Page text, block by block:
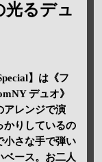
光るデュ
】は《フ
デュオ》
アレンジで演
かりしているの
小さな手で弾い
ース。お二人